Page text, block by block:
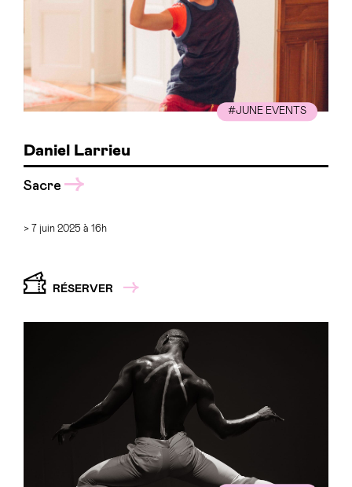
#JUNE EVENTS
Daniel Larrieu
Sacre
> 7 juin 2025 à 16h
RÉSERVER